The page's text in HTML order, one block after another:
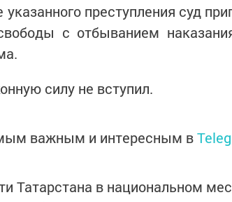
преступления суд
с отбыванием
силу не вступил.
важным и интересным в
Татарстана в национальном